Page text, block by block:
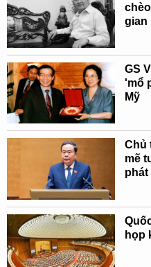
gian
GS
'mổ
Mỹ
Chủ
mẽ
phát
họp